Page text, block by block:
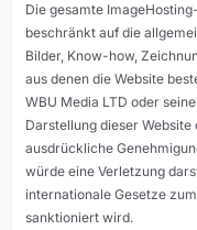
Die gesamte
beschränkt auf die
Bilder, Know-how,
aus denen die Website
WBU Media LTD oder
Darstellung dieser
ausdrückliche
würde eine Verletzung
internationale Gesetze
sanktioniert wird.